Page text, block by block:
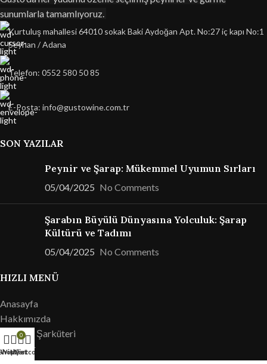
sunumlarla tamamlıyoruz.
Kurtuluş mahallesi 64010 sokak Baki Aydoğan Apt. No:27 iç kapı No:1
Seyhan / Adana
Telefon: 0552 580 50 85
E-Posta: info@gustowine.com.tr
SON YAZILAR
Peynir ve Şarap: Mükemmel Uyumun Sırları
05/04/2025 No Comments
Şarabın Büyülü Dünyasına Yolculuk: Şarap
Kültürü ve Tadımı
05/04/2025 No Comments
HIZLI MENÜ
Anasayfa
Hakkımızda
Peynir & Şarküteri
Şaraplar
Wishlist
0
Cart
My account